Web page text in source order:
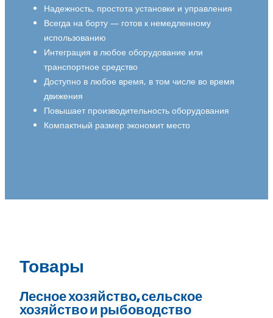
Надежность, простота установки и управления
Всегда на борту — готов к немедленному
использованию
Интеграция в любое оборудование или
транспортное средство
Доступно в любое время, в том числе во время
движения
Повышает производительность оборудования
Компактный размер экономит место
Товары
Лесное хозяйство, сельское
хозяйство и рыбоводство